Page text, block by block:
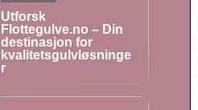
Utforsk
Flottegulve.no – Din
destinasjon for
kvalitetsgulvløsninge
r